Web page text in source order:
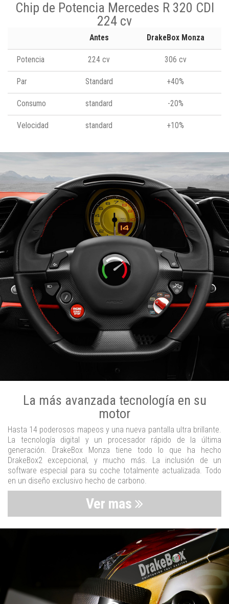
Chip de Potencia Mercedes R 320 CDI
224 cv
Antes DrakeBox Monza
Potencia 224 cv 306 cv
Par Standard +40%
Consumo standard -20%
Velocidad standard +10%
La más avanzada tecnología en su
motor
Hasta 14 poderosos mapeos y una nueva pantalla ultra brillante.
La tecnología digital y un procesador rápido de la última
generación. DrakeBox Monza tiene todo lo que ha hecho
DrakeBox2 excepcional, y mucho más. La inclusión de un
software especial para su coche totalmente actualizada. Todo
en un diseño exclusivo hecho de carbono.
Ver mas